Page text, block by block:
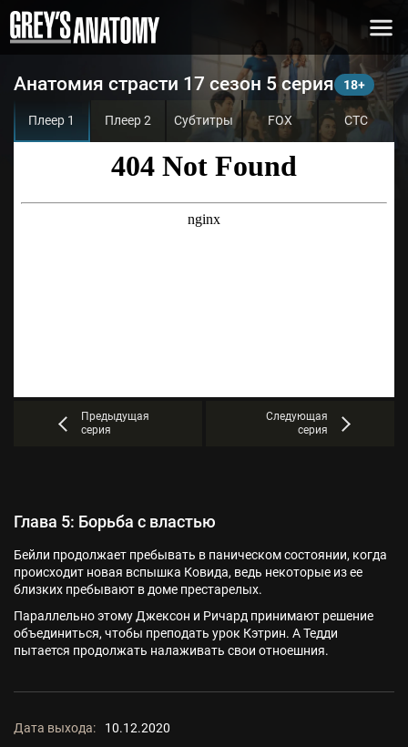
Анатомия страсти 17 сезон 5 серия
Плеер 1 Плеер 2 Субтитры FOX СТС
Предыдущая
серия
Следующая
серия
Глава 5: Борьба с властью
Бейли продолжает пребывать в паническом состоянии, когда
происходит новая вспышка Ковида, ведь некоторые из ее
близких пребывают в доме престарелых.
Параллельно этому Джексон и Ричард принимают решение
объединиться, чтобы преподать урок Кэтрин. А Тедди
пытается продолжать налаживать свои отноешния.
Дата выхода:
10.12.2020